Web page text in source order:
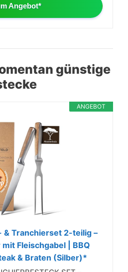
Angebot*
günstige
ANGEBOT
& Tranchierset 2-teilig –
Fleischgabel | BBQ
& Braten (Silber)*